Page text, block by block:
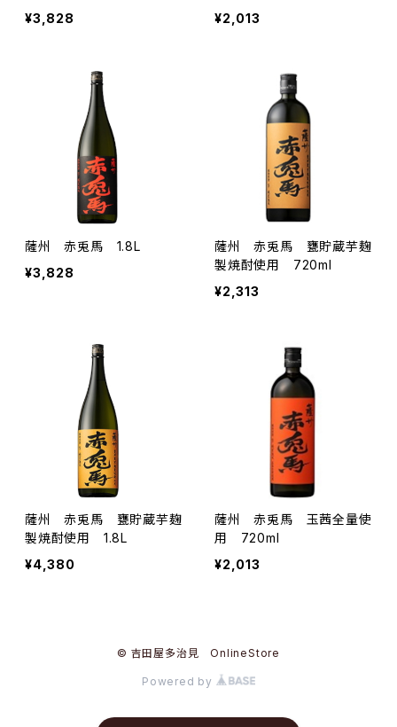
¥3,828
¥2,013
薩州 赤兎馬 1.8L
¥3,828
薩州 赤兎馬 甕貯蔵芋麹
製焼酎使用 720ml
¥2,313
薩州 赤兎馬 甕貯蔵芋麹
製焼酎使用 1.8L
¥4,380
薩州 赤兎馬 玉茜全量使
用 720ml
¥2,013
© 吉田屋多治見 OnlineStore
Powered by